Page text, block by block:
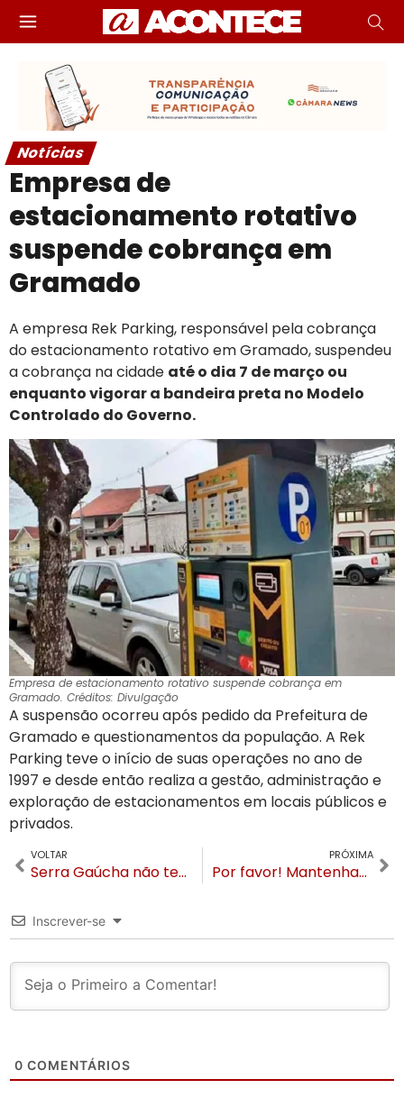
Notícias
Empresa de
estacionamento rotativo
suspende cobrança em
Gramado
A empresa Rek Parking, responsável pela cobrança
do estacionamento rotativo em Gramado, suspendeu
a cobrança na cidade até o dia 7 de março ou
enquanto vigorar a bandeira preta no Modelo
Controlado do Governo.
Empresa de estacionamento rotativo suspende cobrança em
Gramado. Créditos: Divulgação
A suspensão ocorreu após pedido da Prefeitura de
Gramado e questionamentos da população. A Rek
Parking teve o início de suas operações no ano de
1997 e desde então realiza a gestão, administração e
exploração de estacionamentos em locais públicos e
privados.
VOLTAR
Serra Gaúcha não tem mais leitos de UTI disponíveis
PRÓXIMA
Por favor! Mantenham a dignidade dos nossos turistas
Inscrever-se
0 COMENTÁRIOS